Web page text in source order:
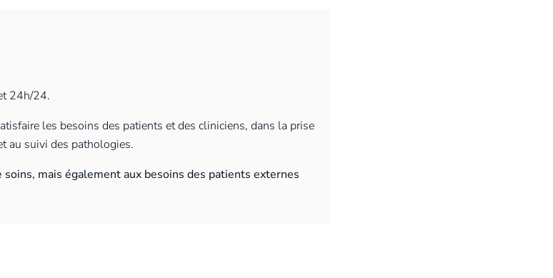
24h/24.
les besoins des patients et des cliniciens, dans la prise
au suivi des pathologies.
mais également aux besoins des patients externes